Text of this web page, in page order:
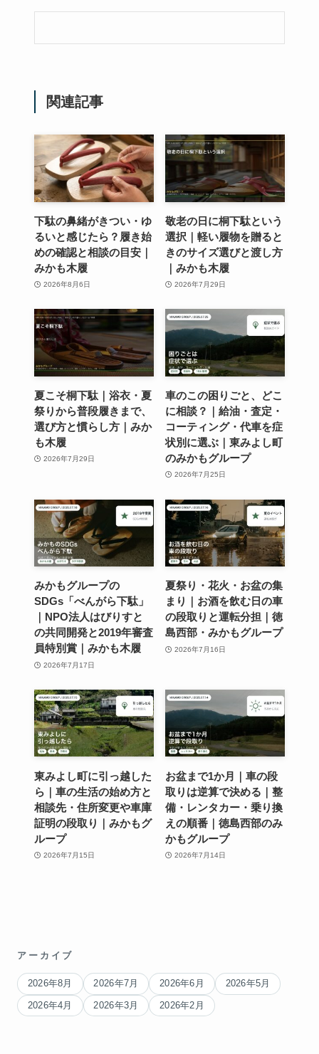
関連記事
下駄の鼻緒がきつい・ゆ
るいと感じたら？履き始
めの確認と相談の目安｜
みかも木履
2026年8月6日
敬老の日に桐下駄という
選択｜軽い履物を贈ると
きのサイズ選びと渡し方
｜みかも木履
2026年7月29日
夏こそ桐下駄｜浴衣・夏
祭りから普段履きまで、
選び方と慣らし方｜みか
も木履
2026年7月29日
車のこの困りごと、どこ
に相談？｜給油・査定・
コーティング・代車を症
状別に選ぶ｜東みよし町
のみかもグループ
2026年7月25日
みかもグループの
SDGs「べんがら下駄」
｜NPO法人はびりすと
の共同開発と2019年審査
員特別賞｜みかも木履
2026年7月17日
夏祭り・花火・お盆の集
まり｜お酒を飲む日の車
の段取りと運転分担｜徳
島西部・みかもグループ
2026年7月16日
東みよし町に引っ越した
ら｜車の生活の始め方と
相談先・住所変更や車庫
証明の段取り｜みかもグ
ループ
2026年7月15日
お盆まで1か月｜車の段
取りは逆算で決める｜整
備・レンタカー・乗り換
えの順番｜徳島西部のみ
かもグループ
2026年7月14日
アーカイブ
2026年8月 2026年7月 2026年6月 2026年5月
2026年4月 2026年3月 2026年2月